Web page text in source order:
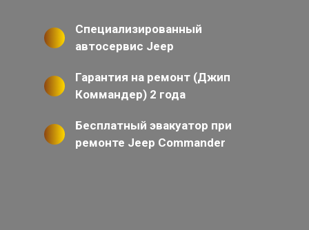
Специализированный
автосервис Jeep
Гарантия на ремонт (Джип
Коммандер) 2 года
Бесплатный эвакуатор при
ремонте Jeep Commander